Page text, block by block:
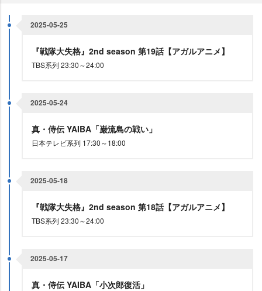
2025-05-25
『戦隊大失格』2nd season 第19話【アガルアニメ】
TBS系列 23:30～24:00
2025-05-24
真・侍伝 YAIBA「巌流島の戦い」
日本テレビ系列 17:30～18:00
2025-05-18
『戦隊大失格』2nd season 第18話【アガルアニメ】
TBS系列 23:30～24:00
2025-05-17
真・侍伝 YAIBA「小次郎復活」